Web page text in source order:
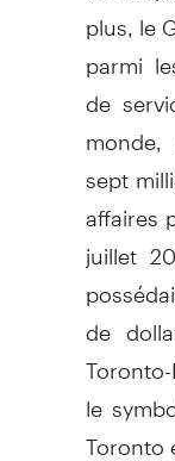
plus, le
parmi
de
sept
affaires
juillet
de
le
Toronto